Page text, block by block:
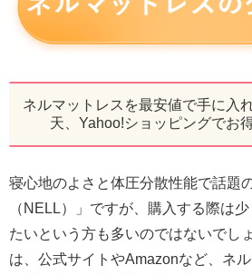
ネルマットレスを最安値で手に入
天、Yahoo!ショッピングでお
寝心地のよさと体圧分散性能で話題
（NELL）」ですが、購入する際は
たいという方も多いのではないでし
は、公式サイトやAmazonなど、ネ